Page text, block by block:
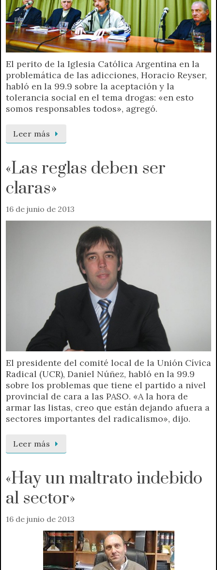
El perito de la Iglesia Católica Argentina en la
problemática de las adicciones, Horacio Reyser,
habló en la 99.9 sobre la aceptación y la
tolerancia social en el tema drogas: «en esto
somos responsables todos», agregó.
Leer más
«Las reglas deben ser
claras»
16 de junio de 2013
El presidente del comité local de la Unión Cívica
Radical (UCR), Daniel Núñez, habló en la 99.9
sobre los problemas que tiene el partido a nivel
provincial de cara a las PASO. «A la hora de
armar las listas, creo que están dejando afuera a
sectores importantes del radicalismo», dijo.
Leer más
«Hay un maltrato indebido
al sector»
16 de junio de 2013